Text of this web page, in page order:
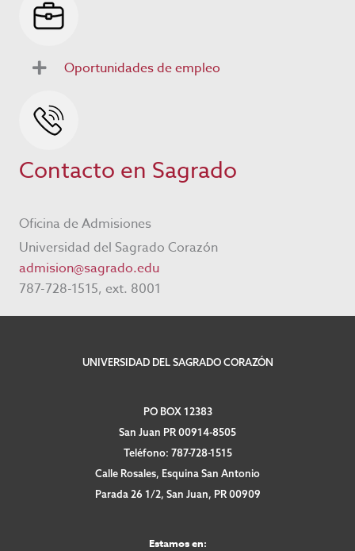
Oportunidades de empleo
Contacto en Sagrado
Oficina de Admisiones
Universidad del Sagrado Corazón
admision@sagrado.edu
787-728-1515, ext. 8001
UNIVERSIDAD DEL SAGRADO CORAZÓN
PO BOX 12383
San Juan PR 00914-8505
Teléfono: 787-728-1515
Calle Rosales, Esquina San Antonio
Parada 26 1/2, San Juan, PR 00909
Estamos en: